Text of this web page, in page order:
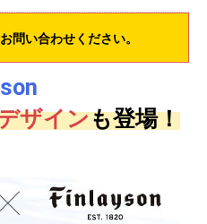
問い合わせください。
ザインも登場！